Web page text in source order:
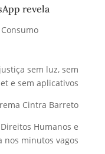
revela
Consumo
sem luz, sem
e sem aplicativos
Cintra Barreto
Humanos e
minutos vagos